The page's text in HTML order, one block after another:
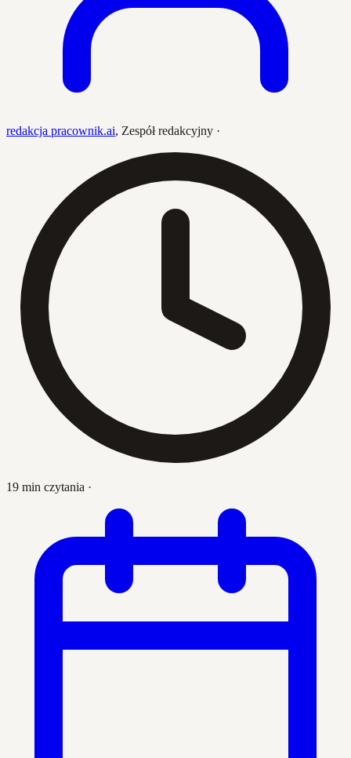
redakcja pracownik.ai, Zespół redakcyjny ·
19 min czytania ·